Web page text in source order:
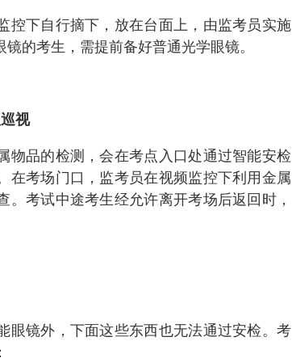
控下自行摘下，放在台面上，由监考员实施
的考生，需提前备好普通光学眼镜。
视
物品的检测，会在考点入口处通过智能安检
在考场门口，监考员在视频监控下利用金属
考试中途考生经允许离开考场后返回时，
眼镜外，下面这些东西也无法通过安检。考